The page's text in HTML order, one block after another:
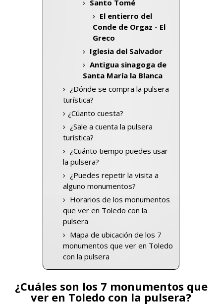
Santo Tomé
El entierro del
Conde de Orgaz - El
Greco
Iglesia del Salvador
Antigua sinagoga de
Santa María la Blanca
¿Dónde se compra la pulsera
turística?
¿Cúanto cuesta?
¿Sale a cuenta la pulsera
turística?
¿Cuánto tiempo puedes usar
la pulsera?
¿Puedes repetir la visita a
alguno monumentos?
Horarios de los monumentos
que ver en Toledo con la
pulsera
Mapa de ubicación de los 7
monumentos que ver en Toledo
con la pulsera
¿Cuáles son los 7 monumentos que
ver en Toledo con la pulsera?